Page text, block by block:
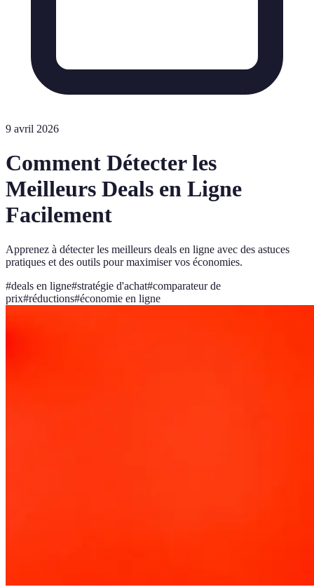
9 avril 2026
Comment Détecter les
Meilleurs Deals en Ligne
Facilement
Apprenez à détecter les meilleurs deals en ligne avec des astuces
pratiques et des outils pour maximiser vos économies.
#deals en ligne#stratégie d'achat#comparateur de
prix#réductions#économie en ligne